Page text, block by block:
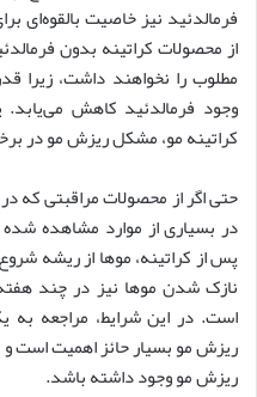
فرمالدئید نیز خاصیت بالقوه‌ای
از محصولات کراتینه بدون
مطلوب را نخواهند داشت،
وجود فرمالدئید کاهش
کراتینه مو، مشکل ریزش مو در
حتی اگر از محصولات مراقبتی که
در بسیاری از موارد مشاهده
پس از کراتینه، موها از ریشه
نازک شدن موها نیز در چند
است. در این شرایط، مراجعه
ریزش مو بسیار حائز اهمیت است
ریزش مو وجود داشته باشد.